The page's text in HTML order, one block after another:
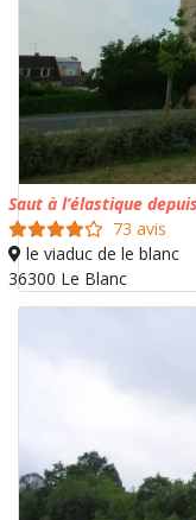
Saut à l’élastique
73 avis
le viaduc de le blanc
36300 Le Blanc